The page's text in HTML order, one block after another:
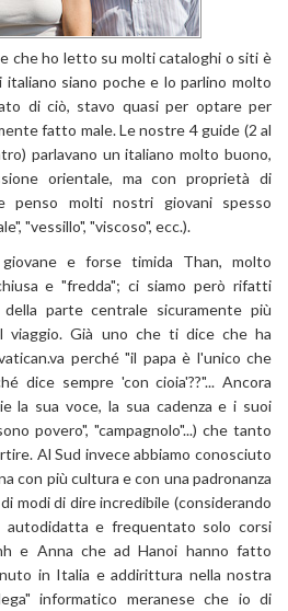
che ho letto su molti cataloghi o siti è
siano poche e lo parlino molto
di ciò, stavo quasi per optare per
fatto male. Le nostre 4 guide (2 al
parlavano un italiano molto buono,
orientale, ma con proprietà di
penso molti nostri giovani spesso
"vessillo", "viscoso", ecc.).
e forse timida Than, molto
e "fredda"; ci siamo però rifatti
parte centrale sicuramente più
viaggio. Già uno che ti dice che ha
perché "il papa è l'unico che
dice sempre 'con cioia'??"... Ancora
la sua voce, la sua cadenza e i suoi
povero", "campagnolo"...) che tanto
Al Sud invece abbiamo conosciuto
con più cultura e con una padronanza
modi di dire incredibile (considerando
autodidatta e frequentato solo corsi
e Anna che ad Hanoi hanno fatto
in Italia e addirittura nella nostra
informatico meranese che io di